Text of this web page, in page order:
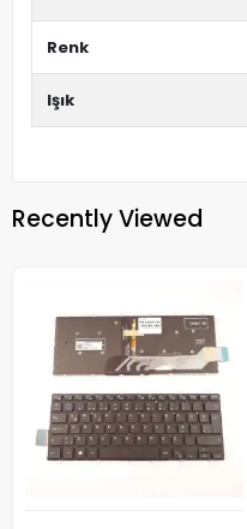
Renk
Işık
Recently Viewed